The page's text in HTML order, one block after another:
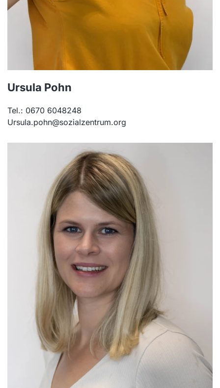
Ursula Pohn
Tel.: 0670 6048248
Ursula.pohn@sozialzentrum.org